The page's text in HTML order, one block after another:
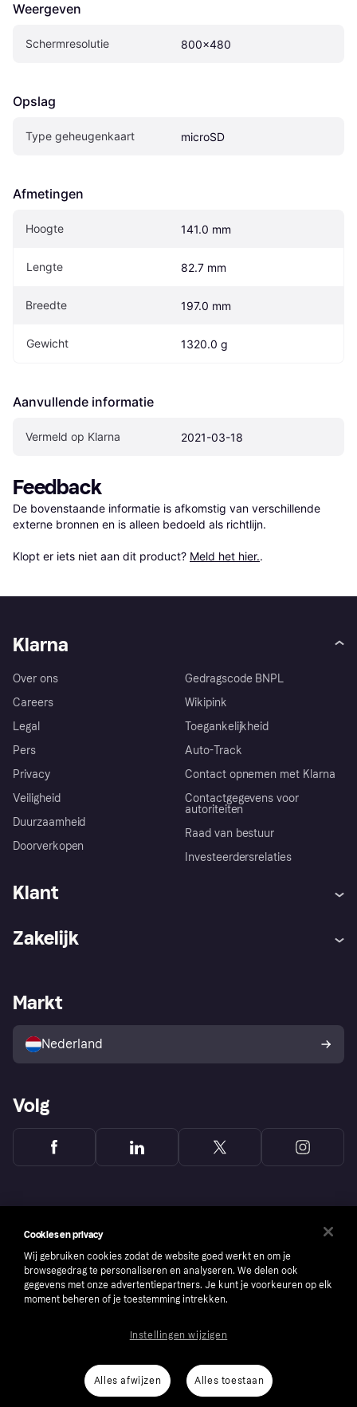
Weergeven
Schermresolutie 800x480
Opslag
Type geheugenkaart microSD
Afmetingen
Hoogte 141.0 mm
Lengte 82.7 mm
Breedte 197.0 mm
Gewicht 1320.0 g
Aanvullende informatie
Vermeld op Klarna 2021-03-18
Feedback
De bovenstaande informatie is afkomstig van verschillende
externe bronnen en is alleen bedoeld als richtlijn.
Klopt er iets niet aan dit product? Meld het hier..
Klarna
Over ons
Careers
Legal
Pers
Privacy
Veiligheid
Duurzaamheid
Doorverkopen
Gedragscode BNPL
Wikipink
Toegankelijkheid
Auto-Track
Contact opnemen met Klarna
Contactgegevens voor
autoriteiten
Raad van bestuur
Investeerdersrelaties
Klant
Winkeloverzicht
Kopersbescherming voor
consumenten
Zakelijk
Zakelijke login
Markt
Nederland
Volg
number: 556737-0431
Cookies Klarna.com
Cookies en privacy
Wij gebruiken cookies zodat de website goed werkt en om je
browsegedrag te personaliseren en analyseren. We delen ook
gegevens met onze advertentiepartners. Je kunt je voorkeuren op elk
moment beheren of je toestemming intrekken.
Alles afwijzen Alles toestaan
Instellingen wijzigen